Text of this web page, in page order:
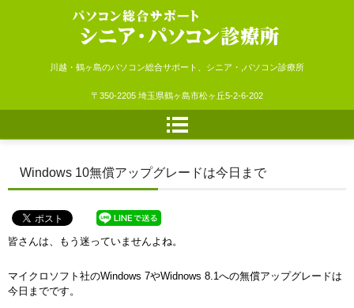
シニア・パソコン診療所
川越・鶴ヶ島のパソコン総合サポート、シニア・,パソコン診療所
〒350-2205 埼玉県鶴ヶ島市松ヶ丘5-2-6-202
Windows 10無償アップグレードは今日まで
皆さんは、もう迷っていませんよね。
マイクロソフト社のWindows 7やWidnows 8.1への無償アップグレードは
今日までです。